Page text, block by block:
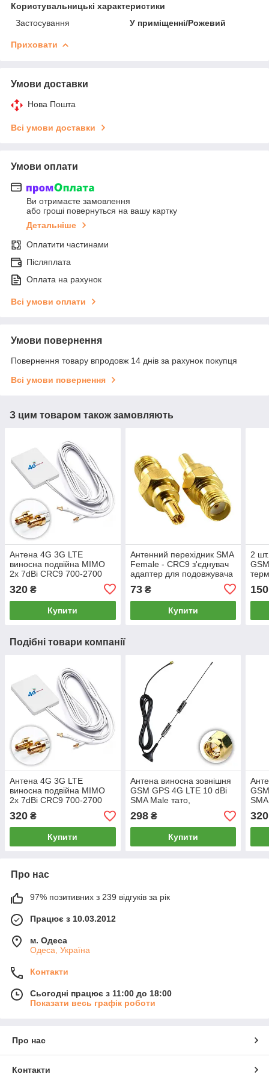
Користувальницькі характеристики
Застосування
У приміщенні/Рожевий
Приховати
Умови доставки
Нова Пошта
Всі умови доставки
Умови оплати
Ви отримаєте замовлення
або гроші повернуться на вашу картку
Детальніше
Оплатити частинами
Післяплата
Оплата на рахунок
Всі умови оплати
Умови повернення
Повернення товару впродовж 14 днів за рахунок покупця
Всі умови повернення
З цим товаром також замовляють
Антена 4G 3G LTE
виносна подвійна MIMO
2x 7dBi CRC9 700-2700
сигналу для USB модемів,
роутерів
320 ₴
Купити
Антенний перехідник SMA
Female - CRC9 з'єднувач
адаптер для подовжувача
модему, роутера
73₴
Купити
2
150
Подібні товари компанії
Антена 4G 3G LTE
виносна подвійна MIMO
2x 7dBi CRC9 700-2700
МГц, підсилювання
сигналу для USB модемів,
роутерів
320 ₴
Купити
Антена виносна зовнішня
GSM GPS 4G LTE 10 dBi
SMA Male тато,
універсальна 2 метри для
модемів роутерів
298₴
Купити
320
Про нас
97% позитивних з 239 відгуків за рік
Працює з 10.03.2012
м. Одеса
Одеса, Україна
Контакти
Сьогодні працює з 11:00 до 18:00
Показати весь графік роботи
Про нас
Контакти